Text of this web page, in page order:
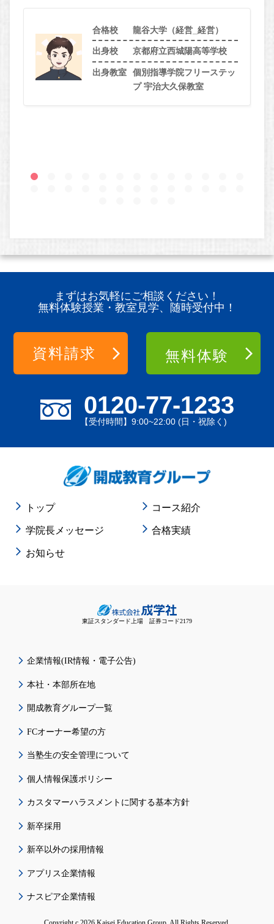
合格校 龍谷大学（経営_経営）
出身校 京都府立西城陽高等学校
出身教室
個別指導学院フリーステッ
プ 宇治大久保教室
まずはお気軽にご相談ください！
無料体験授業・教室見学、随時受付中！
0120-77-1233
【受付時間】9:00~22:00 (日・祝除く)
資料請求 無料体験
トップ コース紹介
学院長メッセージ 合格実績
お知らせ
東証スタンダード上場 証券コード2179
企業情報(IR情報・電子公告)
本社・本部所在地
開成教育グループ一覧
FCオーナー希望の方
当塾生の安全管理について
個人情報保護ポリシー
カスタマーハラスメントに関する基本方針
新卒採用
新卒以外の採用情報
アプリス企業情報
ナスピア企業情報